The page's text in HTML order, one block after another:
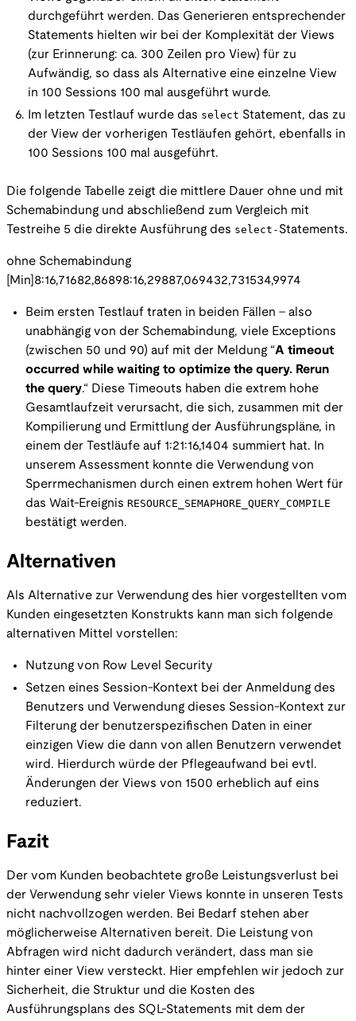
durchgeführt werden. Das Generieren entsprechender
Statements hielten wir bei der Komplexität der Views
(zur Erinnerung: ca. 300 Zeilen pro View) für zu
Aufwändig, so dass als Alternative eine einzelne View
in 100 Sessions 100 mal ausgeführt wurde.
Im letzten Testlauf wurde das select Statement, das zu
der View der vorherigen Testläufen gehört, ebenfalls in
100 Sessions 100 mal ausgeführt.
Die folgende Tabelle zeigt die mittlere Dauer ohne und mit
Schemabindung und abschließend zum Vergleich mit
Testreihe 5 die direkte Ausführung des select- Statements.
ohne Schemabindung
[Min]8:16,71682,86898:16,29887,069432,731534,9974
Beim ersten Testlauf traten in beiden Fällen - also
unabhängig von der Schemabindung, viele Exceptions
(zwischen 50 und 90) auf mit der Meldung “A timeout
occurred while waiting to optimize the query. Rerun
the query.“ Diese Timeouts haben die extrem hohe
Gesamtlaufzeit verursacht, die sich, zusammen mit der
Kompilierung und Ermittlung der Ausführungspläne, in
einem der Testläufe auf 1:21:16,1404 summiert hat. In
unserem Assessment konnte die Verwendung von
Sperrmechanismen durch einen extrem hohen Wert für
das Wait-Ereignis RESOURCE_SEMAPHORE_QUERY_COMPILE
bestätigt werden.
Alternativen
Als Alternative zur Verwendung des hier vorgestellten vom
Kunden eingesetzten Konstrukts kann man sich folgende
alternativen Mittel vorstellen:
Nutzung von Row Level Security
Setzen eines Session-Kontext bei der Anmeldung des
Benutzers und Verwendung dieses Session-Kontext zur
Filterung der benutzerspezifischen Daten in einer
einzigen View die dann von allen Benutzern verwendet
wird. Hierdurch würde der Pflegeaufwand bei evtl.
Änderungen der Views von 1500 erheblich auf eins
reduziert.
Fazit
Der vom Kunden beobachtete große Leistungsverlust bei
der Verwendung sehr vieler Views konnte in unseren Tests
nicht nachvollzogen werden. Bei Bedarf stehen aber
möglicherweise Alternativen bereit. Die Leistung von
Abfragen wird nicht dadurch verändert, dass man sie
hinter einer View versteckt. Hier empfehlen wir jedoch zur
Sicherheit, die Struktur und die Kosten des
Ausführungsplans des SQL-Statements mit dem der